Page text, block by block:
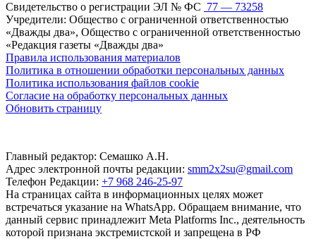
Свидетельство о регистрации ЭЛ № ФС 77 — 73258
Учредители: Общество с ограниченной ответственностью
«Дважды два», Общество с ограниченной ответственностью
«Редакция газеты «Дважды два»
Правила использования материалов
Политика в отношении обработки персональных данных
Политика использования файлов cookie
Согласие на обработку персональных данных
Обновить страницу
Главный редактор: Семашко А.Н.
Адрес электронной почты редакции: smm2x2su@gmail.com
Телефон Редакции: +7 968 246-25-97
На страницах сайта в информационных целях может
встречаться указание на WhatsApp. Обращаем внимание, что
данный сервис принадлежит Meta Platforms Inc., деятельность
которой признана экстремистской и запрещена в РФ